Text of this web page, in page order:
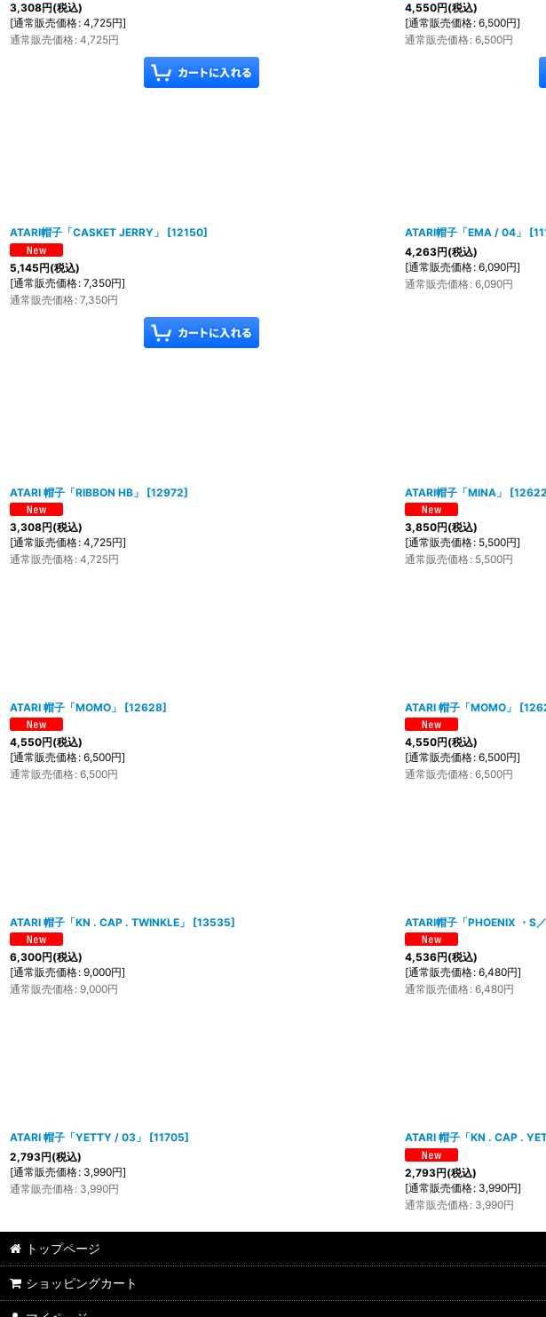
3,308円(税込)
[通常販売価格: 4,725円]
通常販売価格: 4,725円
4,550円(税込)
[通常販売価格: 6,500円]
通常販売価格: 6,500円
ATARI帽子「CASKET JERRY」 [12150]
5,145円(税込)
[通常販売価格: 7,350円]
通常販売価格: 7,350円
ATARI帽子「EMA / 04」 [
4,263円(税込)
[通常販売価格: 6,090円]
通常販売価格: 6,090円
ATARI 帽子「RIBBON HB」 [12972]
3,308円(税込)
[通常販売価格: 4,725円]
通常販売価格: 4,725円
ATARI帽子「MINA」 [12622
3,850円(税込)
[通常販売価格: 5,500円]
通常販売価格: 5,500円
ATARI 帽子「MOMO」 [12628]
4,550円(税込)
[通常販売価格: 6,500円]
通常販売価格: 6,500円
ATARI 帽子「MOMO」 [
4,550円(税込)
[通常販売価格: 6,500円]
通常販売価格: 6,500円
ATARI 帽子「KN . CAP . TWINKLE」 [13535]
6,300円(税込)
[通常販売価格: 9,000円]
通常販売価格: 9,000円
ATARI帽子「PHOENIX ・S
4,536円(税込)
[通常販売価格: 6,480円]
通常販売価格: 6,480円
ATARI 帽子「YETTY / 03」 [11705]
2,793円(税込)
[通常販売価格: 3,990円]
通常販売価格: 3,990円
ATARI 帽子「KN . CAP .
2,793円(税込)
[通常販売価格: 3,990円]
通常販売価格: 3,990円
トップページ
ショッピングカート